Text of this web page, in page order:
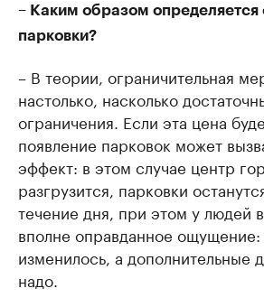
– Каким образом определяется
парковки?
– В теории, ограничительная
настолько, насколько
ограничения. Если эта цена
появление парковок может
эффект: в этом случае центр
разгрузится, парковки
течение дня, при этом у людей
вполне оправданное ощущение:
изменилось, а дополнительные
надо.